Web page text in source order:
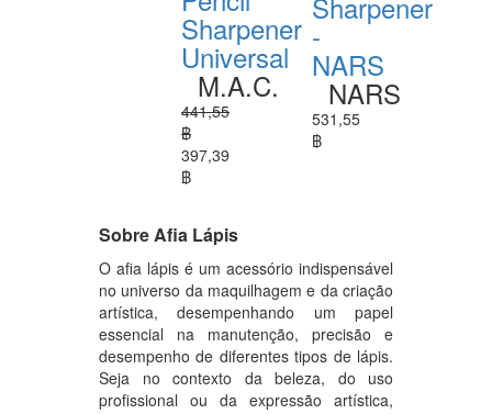
Sharpener
Universal
M.A.C.
441,55
฿
397,39
฿
-
NARS
NARS
531,55
฿
Sobre Afia Lápis
O afia lápis é um acessório indispensável
no universo da maquilhagem e da criação
artística, desempenhando um papel
essencial na manutenção, precisão e
desempenho de diferentes tipos de lápis.
Seja no contexto da beleza, do uso
profissional ou da expressão artística,